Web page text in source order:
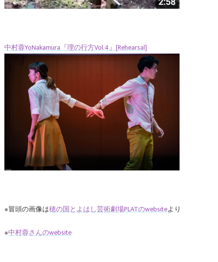
中村蓉YoNakamura『理の行方Vol.4』[Rehearsal]
※冒頭の画像は穂の国とよはし芸術劇場PLATのwebsiteより
※中村蓉さんのwebsite